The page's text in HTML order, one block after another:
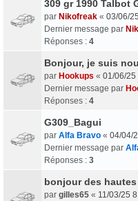
309 gr 1990 Talbot
par Nikofreak « 03/06/
Dernier message par
Réponses : 4
Bonjour, je suis
par Hookups « 01/06/25
Dernier message par
Réponses : 4
G309_Bagui
par Alfa Bravo « 04/04/
Dernier message par
Réponses : 3
bonjour des
par gilles65 « 11/03/25